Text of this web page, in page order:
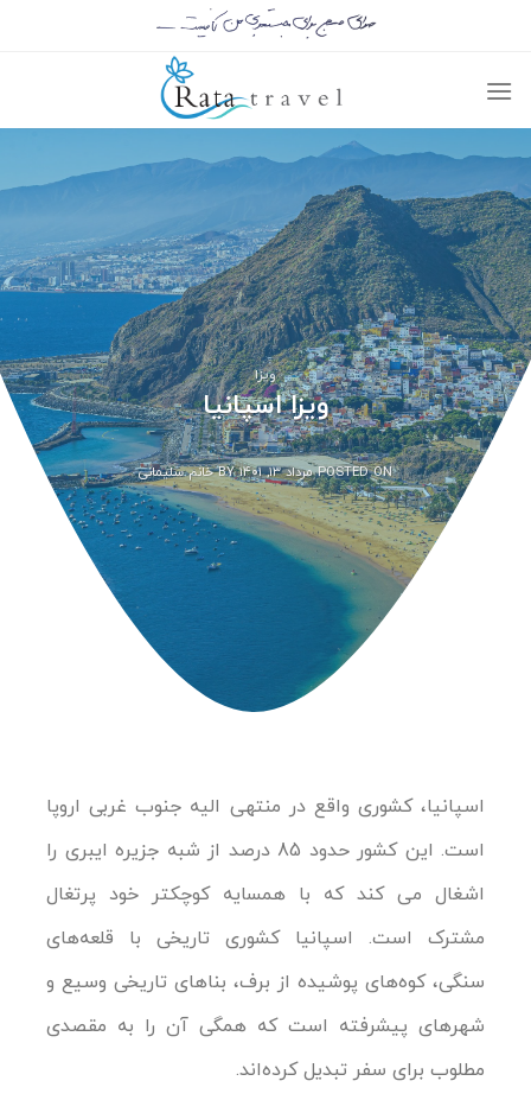
ویزا
ویزا اسپانیا
POSTED ON مرداد ۱۳, ۱۴۰۱ BY خانم سلیمانی
اسپانیا، کشوری واقع در منتهی الیه جنوب غربی اروپا
است. این کشور حدود 85 درصد از شبه جزیره ایبری را
اشغال می کند که با همسایه کوچکتر خود پرتغال
مشترک است. اسپانیا کشوری تاریخی با قلعه‌های
سنگی، کوه‌های پوشیده از برف، بناهای تاریخی وسیع و
شهرهای پیشرفته است که همگی آن را به مقصدی
مطلوب برای سفر تبدیل کرده‌اند.